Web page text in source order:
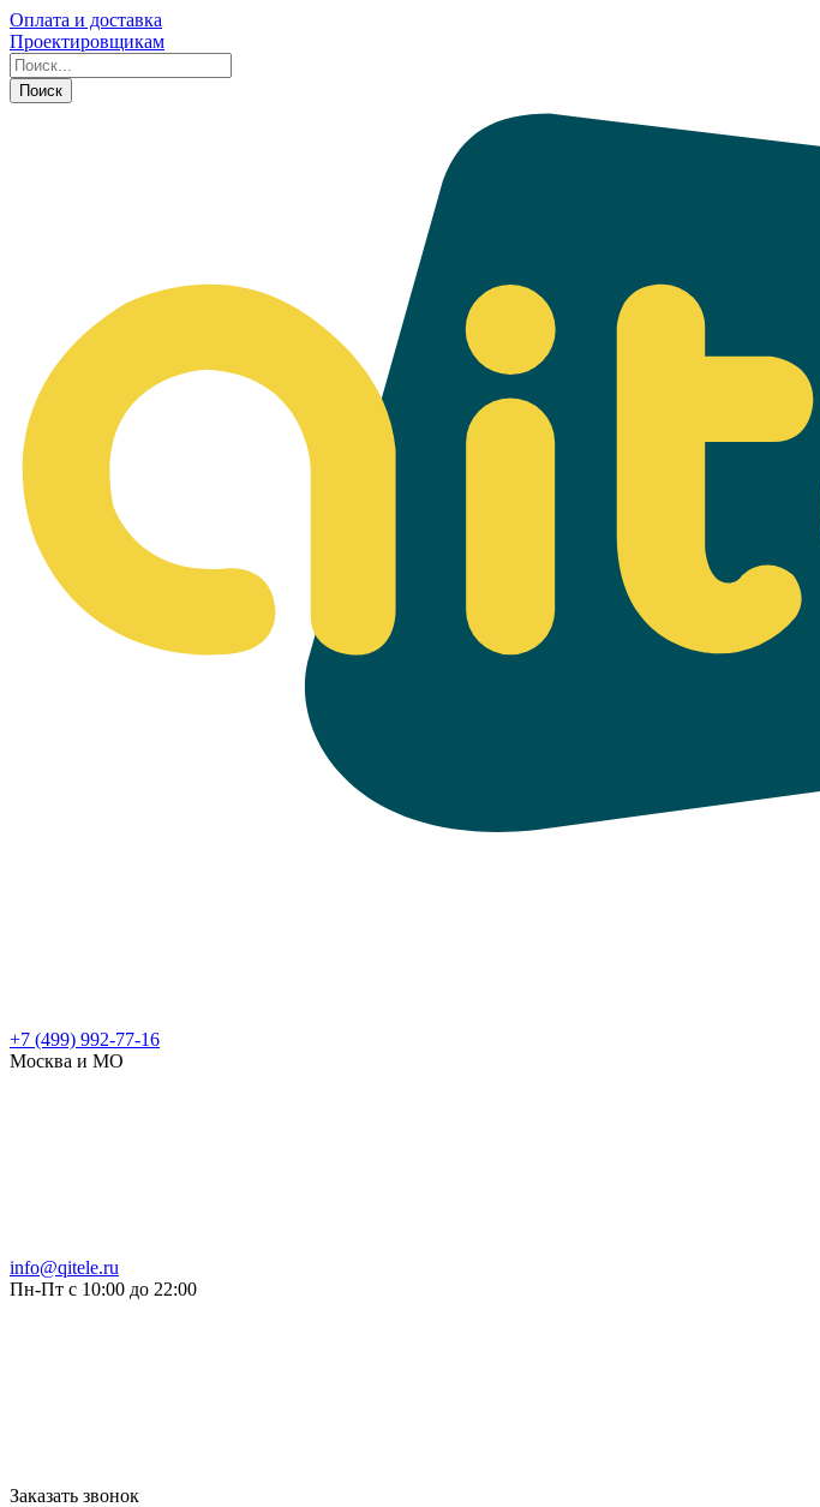
Оплата и доставка
Проектировщикам
Поиск
+7 (499) 992-77-16
Москва и МО
info@qitele.ru
Пн-Пт с 10:00 до 22:00
Заказать звонок